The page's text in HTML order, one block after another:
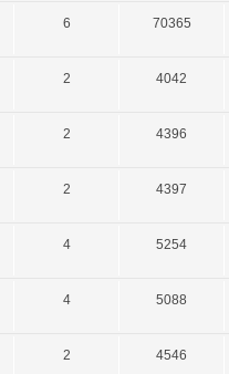
6 70365
2 4042
2 4396
2 4397
4 5254
4 5088
2 4546